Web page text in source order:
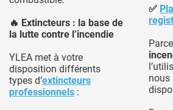
🔥 Extincteurs : la base de
la lutte contre l’incendie
YLEA met à votre
disposition différents
types d’extincteurs
professionnels :
✅
nous